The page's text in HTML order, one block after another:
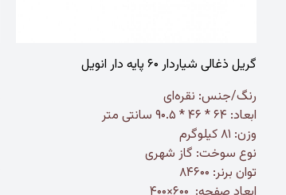
گریل ذغالی شیاردار ۶۰ پایه دار انویل
رنگ/جنس: نقره‌ای
ابعاد: ۶۴ * ۴۶ * ۹۰.۵ سانتی متر
وزن: ۸۱ کیلوگرم
نوع سوخت: گاز شهری
توان برنر: ۸۴۶۰۰